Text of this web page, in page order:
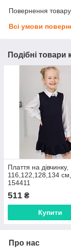
Повернення
Всі умови
Подібні товари
Плаття на дівчинку,
116,122,128,134
154411
511 ₴
Купити
Про нас